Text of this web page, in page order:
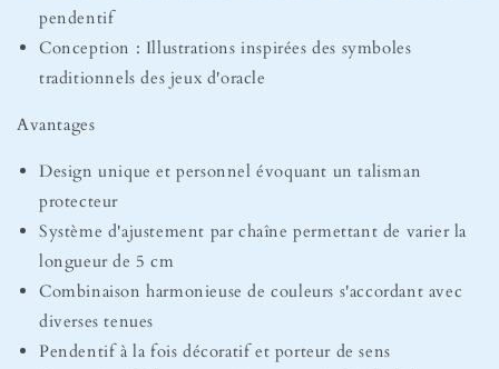
pendentif
Conception : Illustrations inspirées des symboles
traditionnels des jeux d'oracle
Avantages
Design unique et personnel évoquant un talisman
protecteur
Système d'ajustement par chaîne permettant de varier la
longueur de 5 cm
Combinaison harmonieuse de couleurs s'accordant avec
diverses tenues
Pendentif à la fois décoratif et porteur de sens